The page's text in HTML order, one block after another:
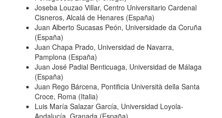
Joseba Louzao Villar, Centro Universitario Cardenal
Cisneros, Alcalá de Henares (España)
Juan Alberto Sucasas Peón, Universidade da Coruña
(España)
Juan Chapa Prado, Universidad de Navarra,
Pamplona (España)
Juan José Padial Benticuaga, Universidad de Málaga
(España)
Juan Rego Bárcena, Pontificia Università della Santa
Croce, Roma (Italia)
Luis María Salazar García, Universidad Loyola-
Andalucía, Granada (España)